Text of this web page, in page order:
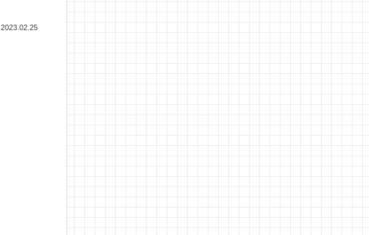
2023.02.25